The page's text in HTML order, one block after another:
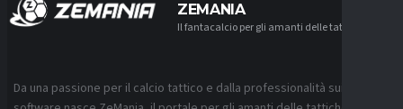
ZEMANIA
Il fantacalcio per gli amanti delle tattiche
Da una passione per il calcio tattico e dalla professionalità sui